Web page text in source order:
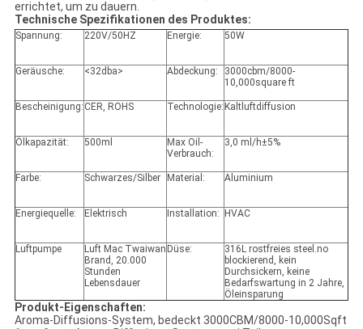
errichtet, um zu dauern.
Technische Spezifikationen des Produktes:
Spannung: 220V/50HZ Energie: 50W
Geräusche: <32dba> Abdeckung:
3000cbm/8000-
10,000square ft
Bescheinigung: CER, ROHS Technologie: Kaltluftdiffusion
Ölkapazität: 500ml
Max Oil-
Verbrauch:
3,0 ml/h±5%
Farbe: Schwarzes/Silber Material: Aluminium
Energiequelle: Elektrisch Installation: HVAC
Luftpumpe
Luft Mac Twaiwan
Brand, 20.000
Stunden
Lebensdauer
Düse:
316L rostfreies steel.no
blockierend, kein
Durchsickern, keine
Bedarfswartung in 2 Jahre,
Öleinsparung
Produkt-Eigenschaften:
Aroma-Diffusions-System, bedeckt 3000CBM/8000-10,000Sqft